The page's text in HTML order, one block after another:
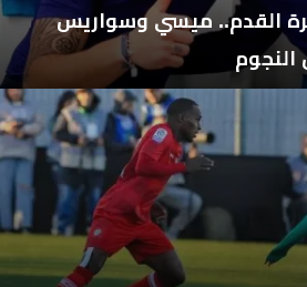
القدم.. ميسي وسواريس
النجوم